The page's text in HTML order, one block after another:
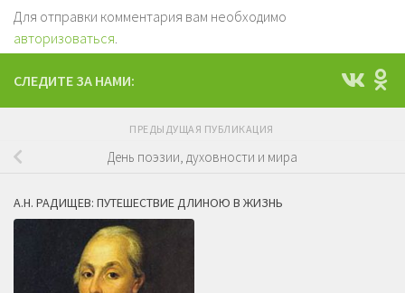
Для отправки комментария вам необходимо
авторизоваться.
СЛЕДИТЕ ЗА НАМИ:
ПРЕДЫДУЩАЯ ПУБЛИКАЦИЯ
День поэзии, духовности и мира
А.Н. РАДИЩЕВ: ПУТЕШЕСТВИЕ ДЛИНОЮ В ЖИЗНЬ